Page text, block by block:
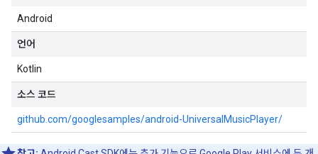
Android
언어
Kotlin
소스 코드
github.com/googlesamples/android-UniversalMusicPlayer/